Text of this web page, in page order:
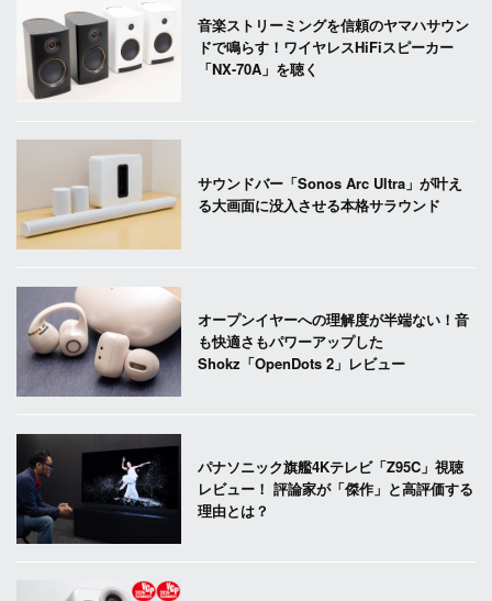
音楽ストリーミングを信頼のヤマハサウン
ドで鳴らす！ワイヤレスHiFiスピーカー
「NX-70A」を聴く
サウンドバー「Sonos Arc Ultra」が叶え
る大画面に没入させる本格サラウンド
オープンイヤーへの理解度が半端ない！音
も快適さもパワーアップした
Shokz「OpenDots 2」レビュー
パナソニック旗艦4Kテレビ「Z95C」視聴
レビュー！ 評論家が「傑作」と高評価する
理由とは？